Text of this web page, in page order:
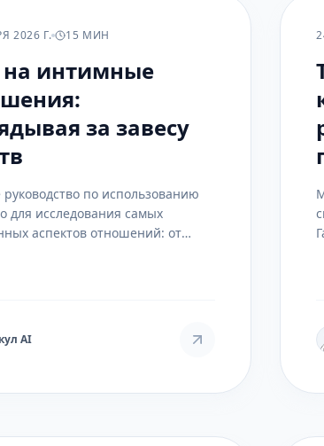
2026 Г. 15 МИН
на интимные
за завесу
руководство по использованию
для исследования самых
аспектов отношений: от
AI